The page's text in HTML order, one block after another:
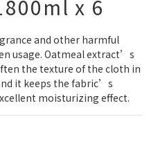
x 6
and other harmful
usage. Oatmeal extract’s
the texture of the cloth in
it keeps the fabric’s
moisturizing effect.